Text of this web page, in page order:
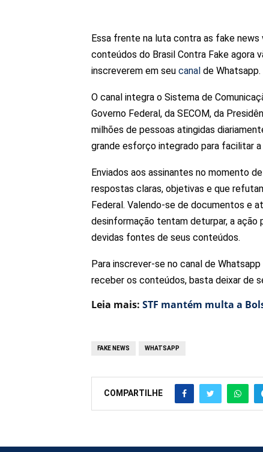
Essa frente na luta contra as fake news
conteúdos do Brasil Contra Fake agora
inscreverem em seu canal de Whatsapp.
O canal integra o Sistema de
Governo Federal, da SECOM, da
milhões de pessoas atingidas
grande esforço integrado para facilitar
Enviados aos assinantes no momento
respostas claras, objetivas e que
Federal. Valendo-se de documentos e
desinformação tentam deturpar, a ação
devidas fontes de seus conteúdos.
Para inscrever-se no canal de
receber os conteúdos, basta deixar de
Leia mais: STF mantém multa a
FAKE NEWS WHATSAPP
COMPARTILHE